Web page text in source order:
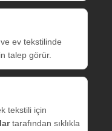
ev tekstilinde
talep görür.
tekstili için
tarafından sıklıkla